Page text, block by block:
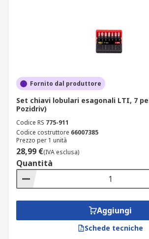
Fornito dal produttore
Set chiavi lobulari esagonali LTI, 7
Pozidriv)
Codice RS 775-911
Codice costruttore 66007385
Prezzo per 1 unità
28,99 €(IVA esclusa)
Quantità
Aggiungi
Schede tecniche